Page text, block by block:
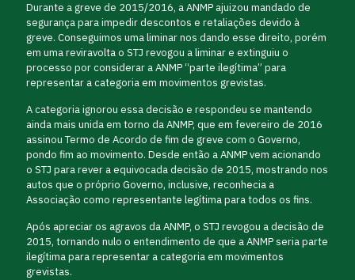
Durante a greve de 2015/2016, a ANMP ajuizou mandado de
segurança para impedir descontos e retaliações devido à
greve. Conseguimos uma liminar nos dando esse direito, porém
em uma reviravolta o STJ revogou a liminar e extinguiu o
processo por considerar a ANMP “parte ilegítima” para
representar a categoria em movimentos grevistas.
A categoria ignorou essa decisão e respondeu se mantendo
ainda mais unida em torno da ANMP, que em fevereiro de 2016
assinou Termo de Acordo de fim de greve com o Governo,
pondo fim ao movimento. Desde então a ANMP vem acionando
o STJ para rever a equivocada decisão de 2015, mostrando nos
autos que o próprio Governo, inclusive, reconhecia a
Associação como representante legítima para todos os fins.
Após apreciar os agravos da ANMP, o STJ revogou a decisão de
2015, tornando nulo o entendimento de que a ANMP seria parte
ilegítima para representar a categoria em movimentos
grevistas.